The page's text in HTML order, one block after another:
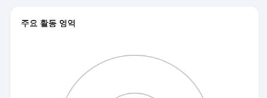
주요 활동 영역